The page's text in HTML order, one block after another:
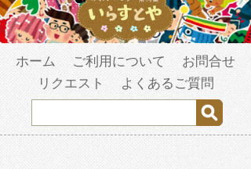
ホーム ご利用について
お問合せ
リクエスト
よくあるご質問